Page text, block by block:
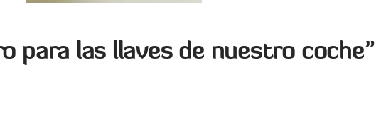
para las llaves de nuestro coche”